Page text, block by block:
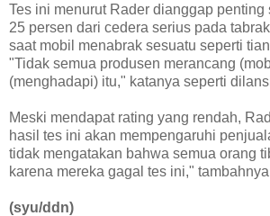
Tes ini menurut Rader dianggap penting
25 persen dari cedera serius pada
saat mobil menabrak sesuatu seperti
"Tidak semua produsen merancang
(menghadapi) itu," katanya seperti
Meski mendapat rating yang rendah,
hasil tes ini akan mempengaruhi
tidak mengatakan bahwa semua orang
karena mereka gagal tes ini,"
(syu/ddn)